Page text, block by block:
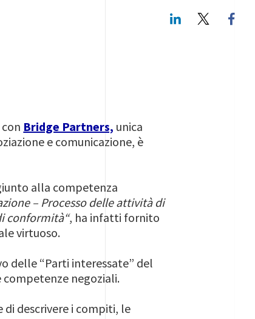
LinkedIn
Bridge Partners, unica
e comunicazione, è
alla competenza
– Processo delle attività di
conformità“, ha infatti fornito
virtuoso.
delle “Parti interessate” del
negoziali.
di descrivere i compiti, le